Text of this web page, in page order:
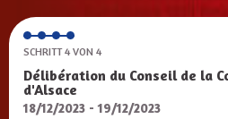
SCHRITT 4 VON 4
Délibération du Conseil de la
d'Alsace
18/12/2023 - 19/12/2023